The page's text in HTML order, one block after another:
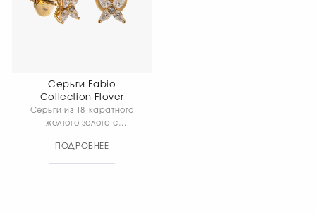
изделия 15,87 гр.
Серьги Fabio
Collection Flover
Серьги из 18-каратного
желтого золота с
дизайном добавят
вашему образу
ПОДРОБНЕЕ